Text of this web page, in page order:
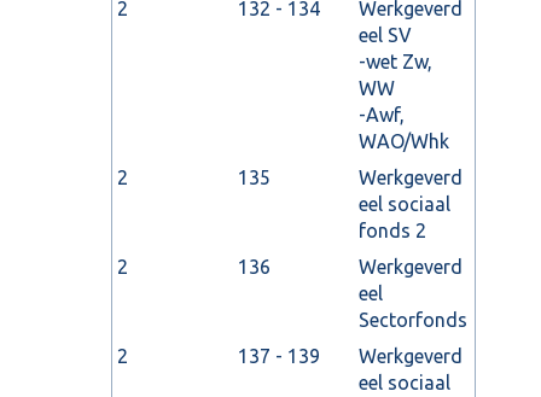
2 132 - 134
Werkgeverd
eel SV
-wet Zw,
WW
-Awf,
WAO/Whk
2
135
Werkgeverd
eel sociaal
fonds 2
2
136
Werkgeverd
eel
Sectorfonds
2
137 - 139
Werkgeverd
eel sociaal